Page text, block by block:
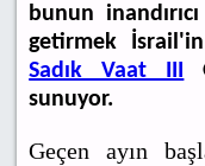
bunun
getirmek İsrail'in
Sadık Vaat III
sunuyor.
Geçen ayın